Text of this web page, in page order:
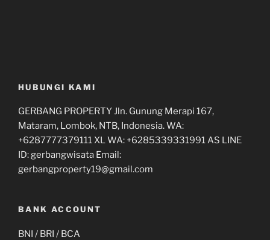
HUBUNGI KAMI
GERBANG PROPERTY Jln. Gunung Merapi 167,
Mataram, Lombok, NTB, Indonesia. WA:
+6287777379111 XL WA: +6285339331991 AS LINE
ID: gerbangwisata Email:
gerbangproperty19@gmail.com
BANK ACCOUNT
BNI / BRI / BCA